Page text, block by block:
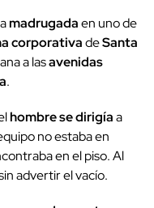
madrugadaen uno de
corporativadeSanta
a lasavenidas
.
hombre se dirigíaa
no estaba en
en el piso. Al
advertir el vacío.